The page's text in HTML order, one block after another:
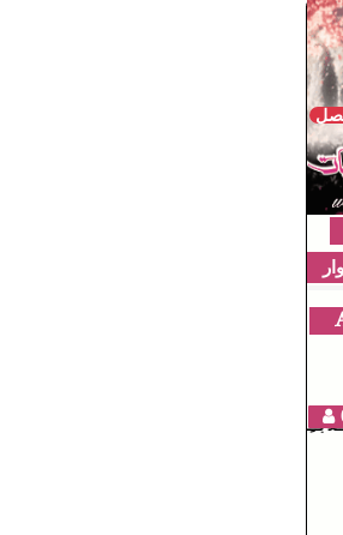
مـــعـــنــآ فــي شـــآت الـــوآحــــة